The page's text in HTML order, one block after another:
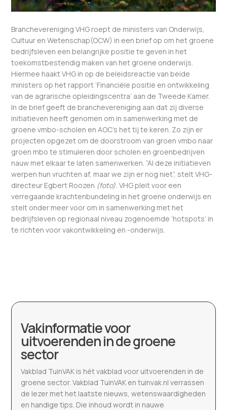
Branchevereniging VHG roept de ministers van Onderwijs,
Cultuur en Wetenschap(OCW) in een brief op om het groene
bedrijfsleven een belangrijke positie te geven in het
toekomstbestendig maken van het groene onderwijs.
Hiermee haakt VHG in op de beleidsreactie van beide
ministers op het rapport ‘Financiële positie en ontwikkeling
van de agrarische opleidingscentra’ aan de Tweede Kamer.
In de brief geeft de branchevereniging aan dat zij diverse
initiatieven heeft genomen om in samenwerking met de
groene vmbo-scholen en AOC’s het tij te keren. Zo zijn er
projecten opgezet om de doorstroom van groen vmbo naar
groen mbo te stimuleren door scholen en groenbedrijven
nauw met elkaar te laten samenwerken. “Al deze initiatieven
werpen hun vruchten af, maar we zijn er nog niet”, stelt VHG-
directeur Egbert Roozen (foto). VHG pleit voor een
verregaande krachtenbundeling in het groene onderwijs en
stelt onder meer voor om in samenwerking met het
bedrijfsleven op regionaal niveau zogenoemde ‘hotspots’ in
te richten voor vakontwikkeling en -onderwijs.
Vakinformatie voor
uitvoerenden in de groene
sector
Vakblad TuinVAK is hét vakblad voor uitvoerenden in de
groene sector. Vakblad TuinVAK en tuinvak.nl verrassen
de lezer met het laatste nieuws, wetenswaardigheden
en handige tips. Die inhoud wordt in nauwe